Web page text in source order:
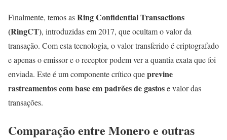
Finalmente, temos asRing Confidential Transactions
(RingCT), introduzidas em 2017, que ocultam o valor da
transação. Com esta tecnologia, o valor transferido é criptografado
e apenas o emissor e o receptor podem ver a quantia exata que foi
enviada. Este é um componente crítico queprevine
rastreamentos com base em padrões de gastose valor das
transações.
Comparação entre Monero e outras